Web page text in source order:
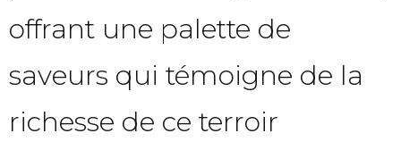
offrant une palette de
saveurs qui témoigne de la
richesse de ce terroir